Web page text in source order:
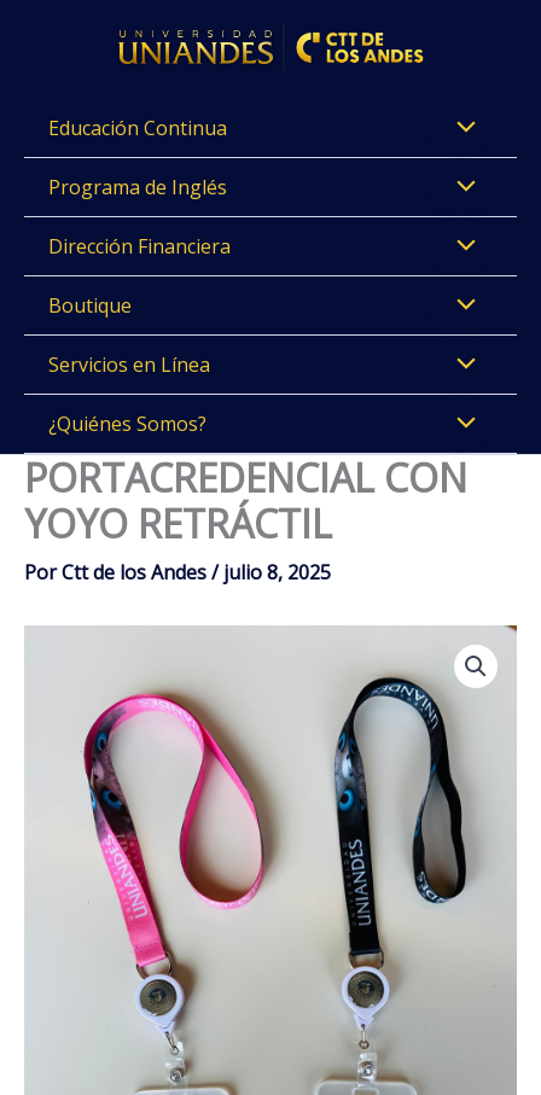
Educación Continua
Programa de Inglés
Dirección Financiera
Boutique
Servicios en Línea
¿Quiénes Somos?
PORTACREDENCIAL CON
YOYO RETRÁCTIL
PorCtt de los Andes/julio 8, 2025